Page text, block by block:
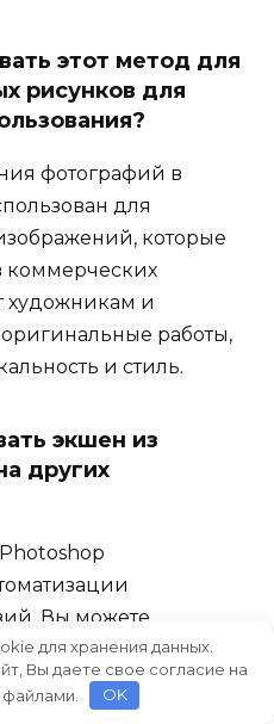
этот метод для
рисунков для
фотографий в
для
которые
коммерческих
художникам и
работы,
и стиль.
экшен из
других
Вы можете
к любым другим
ускорит
единый стиль.
для хранения данных.
Вы даете свое согласие на
OK